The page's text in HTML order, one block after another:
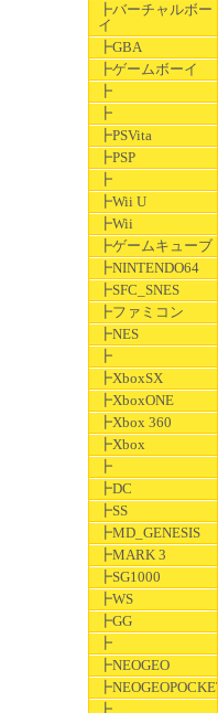
┣バーチャルボー
イ
┣GBA
┣ゲームボーイ
┣
┣
┣PSVita
┣PSP
┣
┣Wii U
┣Wii
┣ゲームキューブ
┣NINTENDO64
┣SFC_SNES
┣ファミコン
┣NES
┣
┣XboxSX
┣XboxONE
┣Xbox 360
┣Xbox
┣
┣DC
┣SS
┣MD_GENESIS
┣MARK 3
┣SG1000
┣WS
┣GG
┣
┣NEOGEO
┣NEOGEOPOCKET
┣